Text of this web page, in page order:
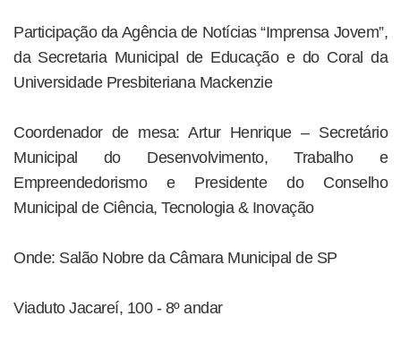
Participação da Agência de Notícias “Imprensa Jovem”,
da Secretaria Municipal de Educação e do Coral da
Universidade Presbiteriana Mackenzie
Coordenador de mesa: Artur Henrique – Secretário
Municipal do Desenvolvimento, Trabalho e
Empreendedorismo e Presidente do Conselho
Municipal de Ciência, Tecnologia & Inovação
Onde: Salão Nobre da Câmara Municipal de SP
Viaduto Jacareí, 100 - 8º andar